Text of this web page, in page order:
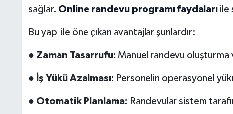
sağlar. Online randevu programı faydalarıile
Bu yapı ile öne çıkan avantajlar şunlardır:
● Zaman Tasarrufu: Manuel randevu
● İş Yükü Azalması: Personelin operasyonel
● Otomatik Planlama: Randevular sistem